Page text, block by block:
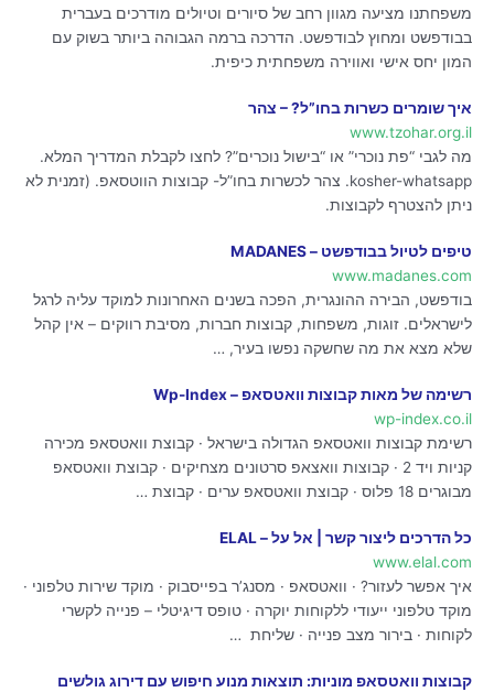
משפחתנו מציעה מגוון רחב של סיורים וטיולים מודרכים בעברית
בבודפשט ומחוץ לבודפשט. הדרכה ברמה הגבוהה ביותר בשוק עם
המון יחס אישי ואווירה משפחתית כיפית.
איך שומרים כשרות בחו”ל? – צהר
www.tzohar.org.il
מה לגבי “פת נוכרי” או “בישול נוכרים”? לחצו לקבלת המדריך המלא.
kosher-whatsapp. צהר לכשרות בחו”ל- קבוצות הווטסאפ. (זמנית לא
ניתן להצטרף לקבוצות.
טיפים לטיול בבודפשט – MADANES
www.madanes.com
בודפשט, הבירה ההונגרית, הפכה בשנים האחרונות למוקד עליה לרגל
לישראלים. זוגות, משפחות, קבוצות חברות, מסיבת רווקים – אין קהל
שלא מצא את מה שחשקה נפשו בעיר, …
רשימה של מאות קבוצות וואטסאפ – Wp-Index
wp-index.co.il
רשימת קבוצות וואטסאפ הגדולה בישראל · קבוצת וואטסאפ מכירה
קניות ויד 2 · קבוצות וואצאפ סרטונים מצחיקים · קבוצת וואטסאפ
מבוגרים 18 פלוס · קבוצת וואטסאפ ערים · קבוצת …
כל הדרכים ליצור קשר | אל על – ELAL
www.elal.com
איך אפשר לעזור? · וואטסאפ · מסנג’ר בפייסבוק · מוקד שירות טלפוני ·
מוקד טלפוני ייעודי ללקוחות יוקרה · טופס דיגיטלי – פנייה לקשרי
לקוחות · בירור מצב פנייה · שליחת ​​​ …
קבוצות וואטסאפ מוניות: תוצאות מנוע חיפוש עם דירוג גולשים